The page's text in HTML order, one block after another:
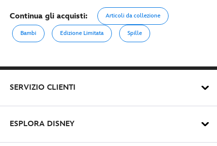
http://schema.org/OutOfStock
Continua gli acquisti: Articoli da collezione
Bambi Edizione Limitata Spille
SERVIZIO CLIENTI
ESPLORA DISNEY